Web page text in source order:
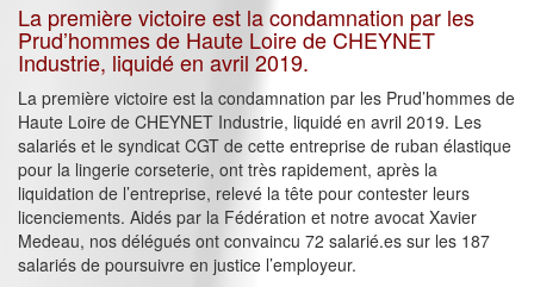
La première victoire est la condamnation par les
Prud’hommes de Haute Loire de CHEYNET
Industrie, liquidé en avril 2019.
La première victoire est la condamnation par les Prud’hommes de
Haute Loire de CHEYNET Industrie, liquidé en avril 2019. Les
salariés et le syndicat CGT de cette entreprise de ruban élastique
pour la lingerie corseterie, ont très rapidement, après la
liquidation de l’entreprise, relevé la tête pour contester leurs
licenciements. Aidés par la Fédération et notre avocat Xavier
Medeau, nos délégués ont convaincu 72 salarié.es sur les 187
salariés de poursuivre en justice l’employeur.